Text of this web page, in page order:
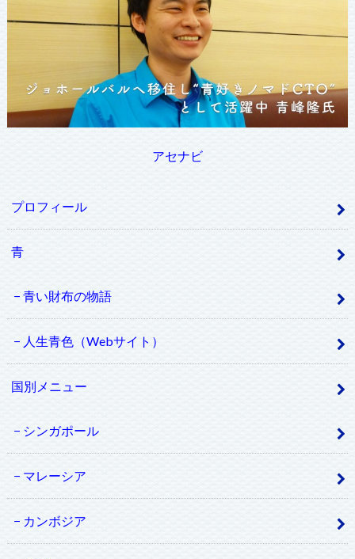
アセナビ
プロフィール
青
青い財布の物語
人生青色（Webサイト）
国別メニュー
シンガポール
マレーシア
カンボジア